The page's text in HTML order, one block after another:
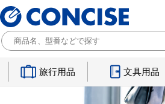
旅行用品 文具用品